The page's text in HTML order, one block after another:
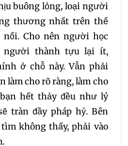
buông lỏng, loại người
thương nhất trên thế
Cho nên người học
người thành tựu lại ít,
ở chỗ này. Vẫn phải
làm cho rõ ràng, làm cho
hết thảy đều như lý
tràn đầy pháp hỷ. Bên
không thấy, phải vào